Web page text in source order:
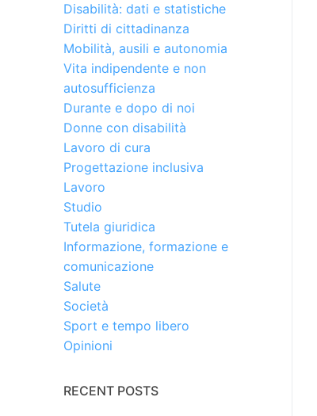
Disabilità: dati e statistiche
Diritti di cittadinanza
Mobilità, ausili e autonomia
Vita indipendente e non
autosufficienza
Durante e dopo di noi
Donne con disabilità
Lavoro di cura
Progettazione inclusiva
Lavoro
Studio
Tutela giuridica
Informazione, formazione e
comunicazione
Salute
Società
Sport e tempo libero
Opinioni
RECENT POSTS